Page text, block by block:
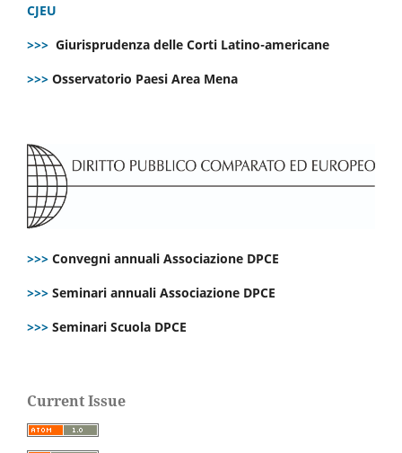
CJEU
>>> Giurisprudenza delle Corti Latino-americane
>>> Osservatorio Paesi Area Mena
>>> Convegni annuali Associazione DPCE
>>> Seminari annuali Associazione DPCE
>>> Seminari Scuola DPCE
Current Issue